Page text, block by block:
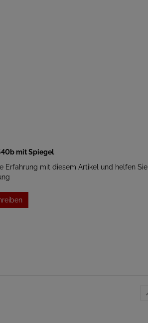
mit Spiegel
Erfahrung mit diesem Artikel und helfen Sie